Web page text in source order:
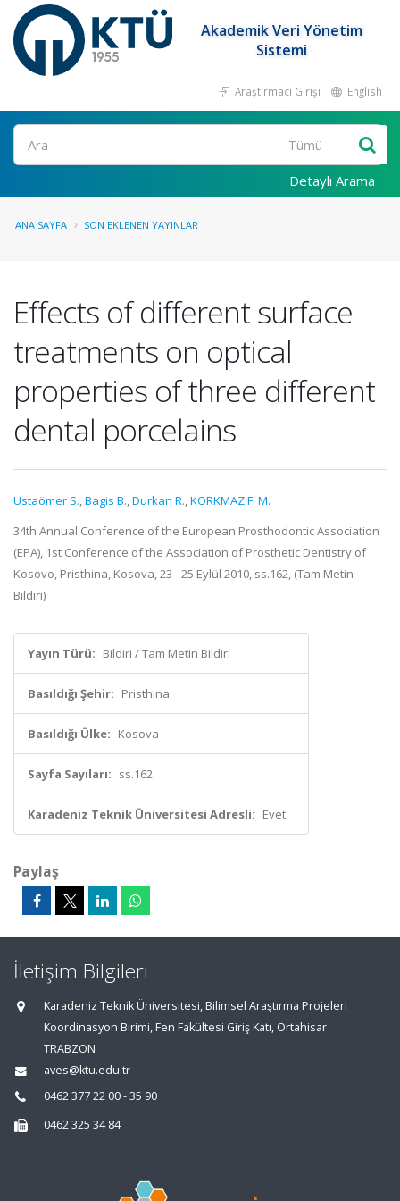
Akademik Veri Yönetim
Sistemi
Araştırmacı Girişi English
Ara
Detaylı Arama
ANA SAYFA SON EKLENEN YAYINLAR
Effects of different surface
treatments on optical
properties of three different
dental porcelains
Ustaömer S.,Bagis B.,Durkan R.,KORKMAZ F. M.
34th Annual Conference of the European Prosthodontic Association
(EPA), 1st Conference of the Association of Prosthetic Dentistry of
Kosovo, Pristhina, Kosova, 23 - 25 Eylül 2010, ss.162, (Tam Metin
Bildiri)
Yayın Türü: Bildiri / Tam Metin Bildiri
Basıldığı Şehir: Pristhina
Basıldığı Ülke: Kosova
Sayfa Sayıları: ss.162
Karadeniz Teknik Üniversitesi Adresli: Evet
Paylaş
İletişim Bilgileri
Karadeniz Teknik Üniversitesi, Bilimsel Araştırma Projeleri
Koordinasyon Birimi, Fen Fakültesi Giriş Katı, Ortahisar
TRABZON
aves@ktu.edu.tr
0462 377 22 00 - 35 90
0462 325 34 84